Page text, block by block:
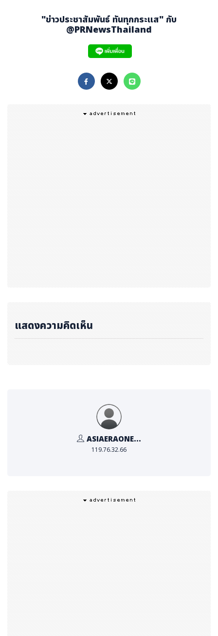
ค้าทั่วไปที่รองรับ PromptPay QR Code, และ ShopeeP
ay QR นอกจากนี้ ยังช่วยเพิ่มยอดขาย และโอกาสทางธุรกิจใ
ห้กับร้านค้าบน Shopee และพาร์ทเนอร์ร้านค้าของ Shope
นายศุภวิทย์ หงส์อมรสิน ผู้อำนวยการอาวุโส บริษัท ช้อป
ayLater ว่า “บริการ SPayLater ได้รับการตอบรับอย่างดีเยี่
ยมจากผู้ใช้งาน Shopee ทั่วประเทศ โดยมีอัตราการเติบโตสู
งขึ้นอย่างต่อเนื่องมาโดยตลอด ทั้งในแง่ของจำนวนผู้ใช้งาน
และจำนวนการทำธุรกรรม โดยอัตราการเติบโตนี้สะท้อนให้เห็
นถึงความเชื่อมั่น และความต้องการของผู้บริโภคที่กำลังมอง
หาวิธีชำระเงินที่ตอบโจทย์มากกว่าเดิม ทั้งในเรื่องของความยื
ดหยุ่น และการบริหารจัดการค่าใช้จ่ายในชีวิตประจำวันได้อย่า
งมีประสิทธิภาพ จากการวิเคราะห์ข้อมูลเชิงลึกของพฤติกรรม
ผู้บริโภคบนแอปพลิเคชัน Shopee พบว่า ผู้ใช้งานยุคใหม่ ไม่
ได้จำกัดตัวเองอยู่เพียงแค่การช้อปปิ้งออนไลน์เท่านั้น แต่ยัง
ต้องการประสบการณ์ด้านการชำระเงินที่ไร้รอยต่อระหว่างโลก
ออนไลน์ และออฟไลน์ เพื่อให้สอดคล้องกับไลฟ์สไตล์ที่เปลี่ยน
แปลงอย่างรวดเร็วในยุคดิจิทัล ในปีนี้ ShopeePay จึงเดินห
ayLater ไปยังร้านค้าทั่วประเทศผ่านฟีเจอร์ Scan & Pay เ
พื่อให้ผู้ใช้งานสามารถเลือกใช้จ่ายได้อย่างคล่องตัว ทุกที่ ทุกเ
วลา ตามความต้องการ เรามีความเชื่อมั่นอย่างยิ่งว่า การขยา
ยโซลูชันทางการเงินที่ครอบคลุมทั้งออนไลน์และออฟไลน์ ไม่เ
พียงแต่จะช่วยตอบโจทย์ความต้องการของผู้บริโภคเท่านั้น แ
ประสบการณ์ออนไลน์สู่ออฟไลน์แบบไร้รอยต่อ
ShopeePay พร้อมเดินหน้าขยายช่องทางสู่ร้านค้าออฟไลน์
ยงสแกน PromptPay QR หรือ ShopeePay QR ในร้านค้
าทั่วประเทศที่เข้าร่วมรายการ มากกว่า 9 ล้านจุดทั่วประเทศไ
ทย ครอบคลุมทุกหมวดหมู่สินค้าที่หลากหลาย ไม่ว่าจะเป็น อิเ
ล็กทรอนิกส์ ความงาม แฟชั่น ร้านอาหาร ตลอดจนบริการต่า
ง ๆ สมัครใช้งานได้ง่าย ๆ ที่ http://shopee.co.th/splp
pqr
สิทธิประโยชน์ และข้อเสนอสุดพิเศษเมื่อใช้จ่ายผ่านSPa
yLater –ลุ้นรับรถยนต์พร้อมข้อเสนอสุดพิเศษ
ShopeePay มอบความคุ้มค่ายิ่งกว่าให้กับผู้ใช้งาน SPayLa
"ข่าวประชาสัมพันธ์ ทันทุกกระแส" กับ
@PRNewsThailand
แสดงความคิดเห็น
ASIAERAONE...
119.76.32.66